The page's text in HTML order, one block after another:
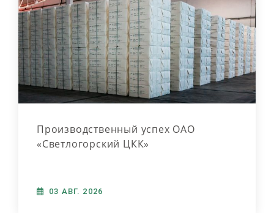
Производственный успех ОАО
«Светлогорский ЦКК»
03 АВГ. 2026